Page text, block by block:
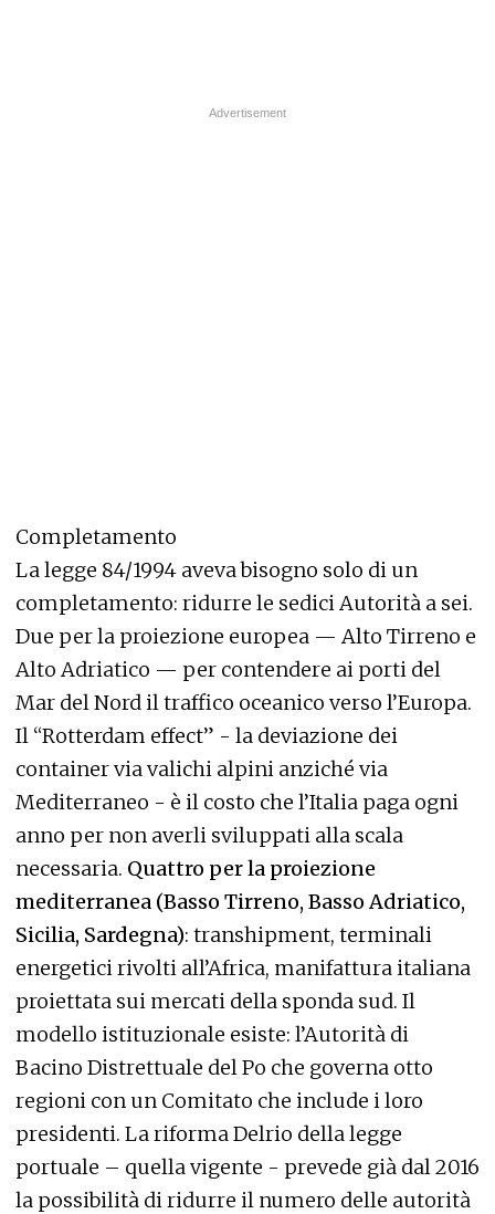
Completamento
La legge 84/1994 aveva bisogno solo di un
completamento: ridurre le sedici Autorità a sei.
Due per la proiezione europea — Alto Tirreno e
Alto Adriatico — per contendere ai porti del
Mar del Nord il traffico oceanico verso l’Europa.
Il “Rotterdam effect” - la deviazione dei
container via valichi alpini anziché via
Mediterraneo - è il costo che l’Italia paga ogni
anno per non averli sviluppati alla scala
necessaria. Quattro per la proiezione
mediterranea (Basso Tirreno, Basso Adriatico,
Sicilia, Sardegna): transhipment, terminali
energetici rivolti all’Africa, manifattura italiana
proiettata sui mercati della sponda sud. Il
modello istituzionale esiste: l’Autorità di
Bacino Distrettuale del Po che governa otto
regioni con un Comitato che include i loro
presidenti. La riforma Delrio della legge
portuale – quella vigente - prevede già dal 2016
la possibilità di ridurre il numero delle autorità